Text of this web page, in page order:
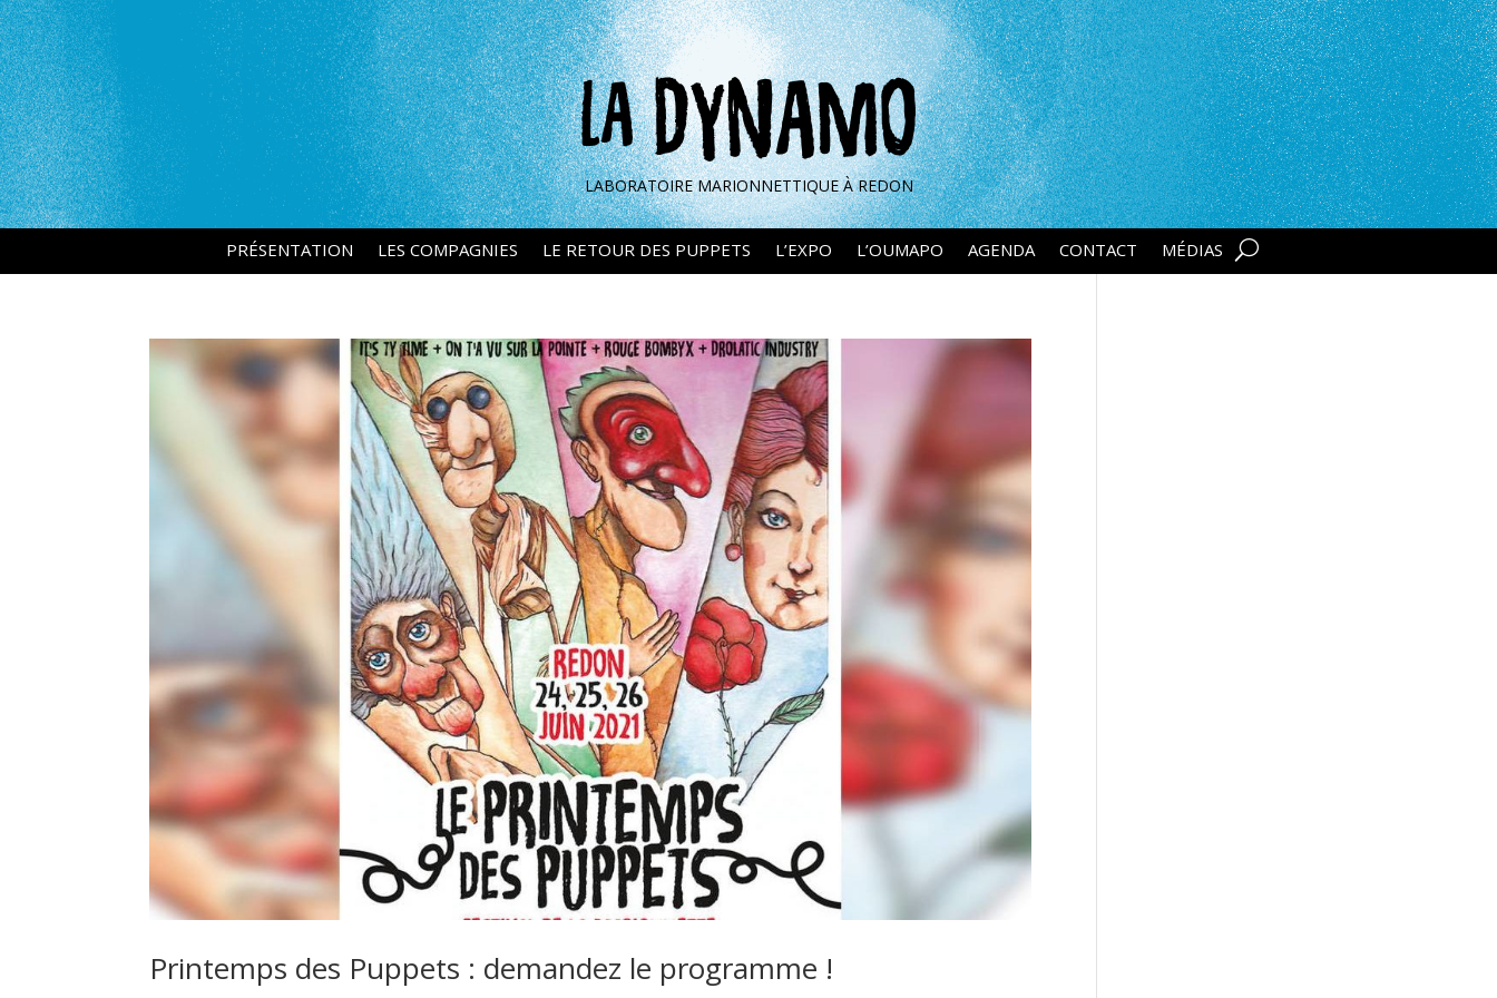
LABORATOIRE MARIONNETTIQUE À REDON
PRÉSENTATION LES COMPAGNIES LE RETOUR DES PUPPETS L’EXPO L’OUMAPO AGENDA CONTACT MÉDIAS
Printemps des Puppets : demandez le programme !